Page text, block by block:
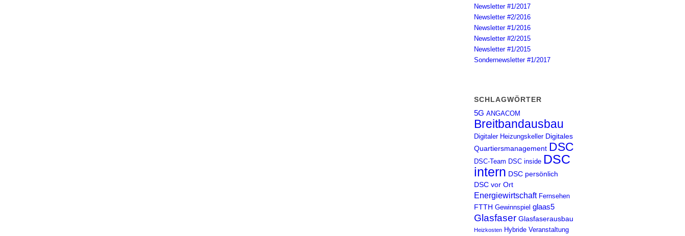
Newsletter #1/2017
Newsletter #2/2016
Newsletter #1/2016
Newsletter #2/2015
Newsletter #1/2015
Sondernewsletter #1/2017
SCHLAGWÖRTER
5G ANGACOM
Breitbandausbau
Digitaler Heizungskeller Digitales
Quartiersmanagement DSC
DSC-Team DSC inside DSC
intern DSC persönlich
DSC vor Ort
Energiewirtschaft Fernsehen
FTTH Gewinnspiel glaas5
Glasfaser Glasfaserausbau
Heizkosten Hybride Veranstaltung